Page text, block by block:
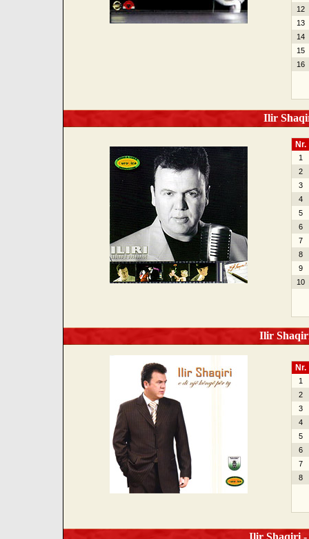
12
13
14
15
16
Ilir
Nr.
1
2
3
4
5
6
7
8
9
10
Ilir
Nr.
1
2
3
4
5
6
7
8
Ilir Shaqiri